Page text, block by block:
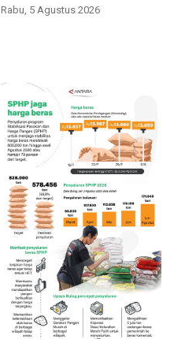
Rabu, 5 Agustus 2026